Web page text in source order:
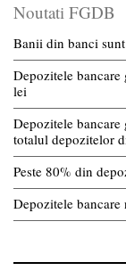
Noutati FGDB
Banii din banci
Depozitele
lei
Depozitele
totalul depozitelor
Peste 80% din
Depozitele